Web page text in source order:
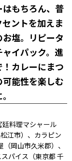
もちろん、普
ントを加えま
塩。リピータ
イパック。進
カレーにまつ
能性を楽しむ
廷料理マシャール
江市）、カラピン
岡山市久米郡）、
パイス（東京都 千